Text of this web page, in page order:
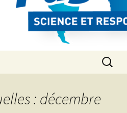
: décembre